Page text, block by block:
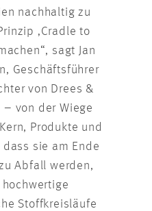
nachhaltig zu
‚Cradle to
sagt Jan
Geschäftsführer
von Drees &
– von der Wiege
Produkte und
sie am Ende
Abfall werden,
Stoffkreisläufe